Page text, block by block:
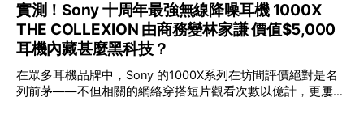
實測！Sony 十周年最強無線降噪耳機 1000X
THE COLLEXION 由商務變林家謙 價值$5,000
耳機內藏甚麼黑科技？
在眾多耳機品牌中，Sony 的1000X系列在坊間評價絕對是名
列前茅——不但相關的網絡穿搭短片觀看次數以億計，更屢獲